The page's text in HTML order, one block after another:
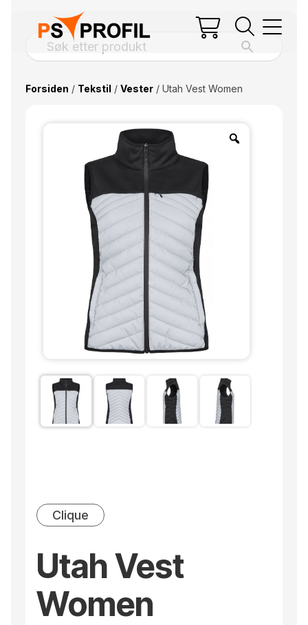
Forsiden / Tekstil / Vester/ Utah Vest Women
Clique
Utah Vest
Women